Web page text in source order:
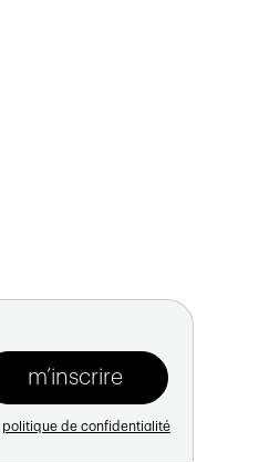
politique de confidentialité